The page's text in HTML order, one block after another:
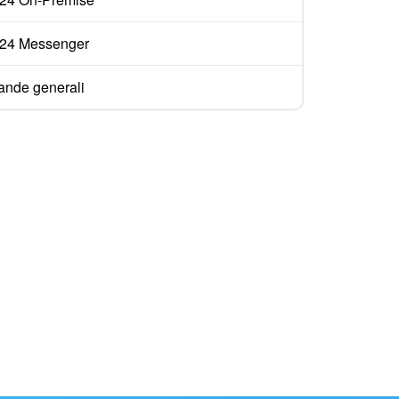
Messenger
generali